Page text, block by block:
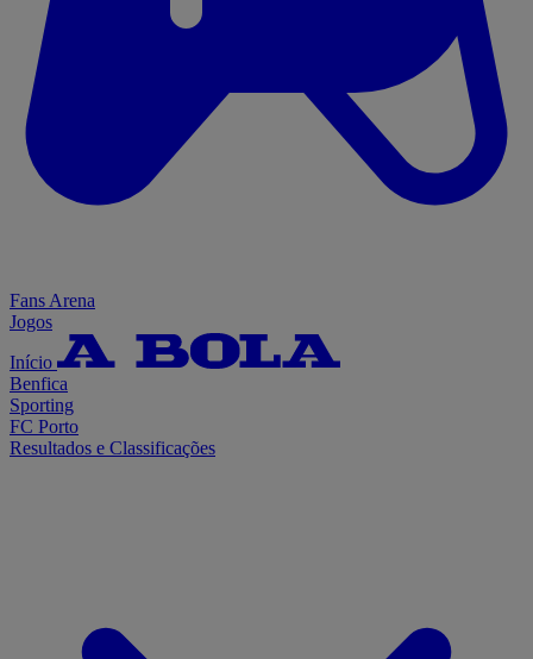
Fans Arena
Jogos
Início
Benfica
Sporting
FC Porto
Resultados e Classificações